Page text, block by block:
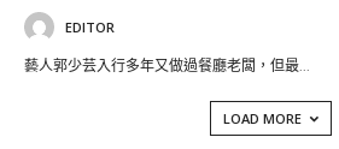
EDITOR
藝人郭少芸入行多年又做過餐廳老闆，但最...
LOAD MORE